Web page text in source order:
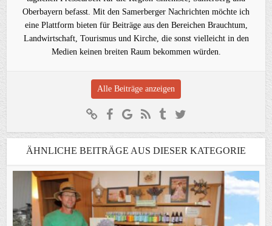
Oberbayern befasst. Mit den Samerberger Nachrichten möchte ich
eine Plattform bieten für Beiträge aus den Bereichen Brauchtum,
Landwirtschaft, Tourismus und Kirche, die sonst vielleicht in den
Medien keinen breiten Raum bekommen würden.
Alle Beiträge anzeigen
ÄHNLICHE BEITRÄGE AUS DIESER KATEGORIE